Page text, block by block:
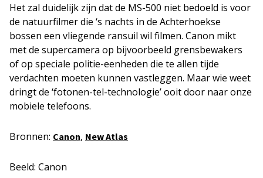
Het zal duidelijk zijn dat de MS-500 niet bedoeld is voor
de natuurfilmer die ‘s nachts in de Achterhoekse
bossen een vliegende ransuil wil filmen. Canon mikt
met de supercamera op bijvoorbeeld grensbewakers
of op speciale politie-eenheden die te allen tijde
verdachten moeten kunnen vastleggen. Maar wie weet
dringt de ‘fotonen-tel-technologie’ ooit door naar onze
mobiele telefoons.
Bronnen: Canon, New Atlas
Beeld: Canon